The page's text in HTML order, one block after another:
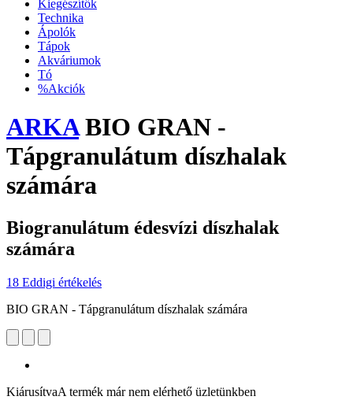
Kiegészítők
Technika
Ápolók
Tápok
Akváriumok
Tó
%Akciók
ARKABIO GRAN -
Tápgranulátum díszhalak
számára
Biogranulátum édesvízi díszhalak
számára
18 Eddigi értékelés
BIO GRAN - Tápgranulátum díszhalak számára
KiárusítvaA termék már nem elérhető üzletünkben